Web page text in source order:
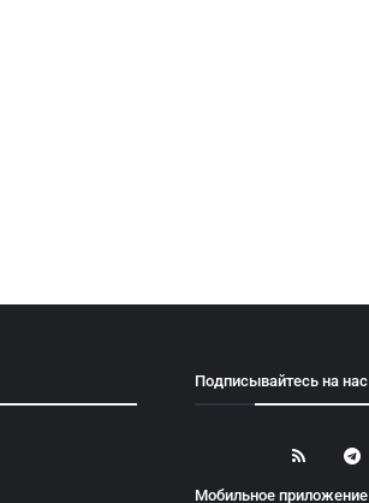
Подписывайтесь на нас
Мобильное приложение